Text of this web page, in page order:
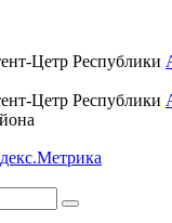
Цетр Республики
Цетр Республики